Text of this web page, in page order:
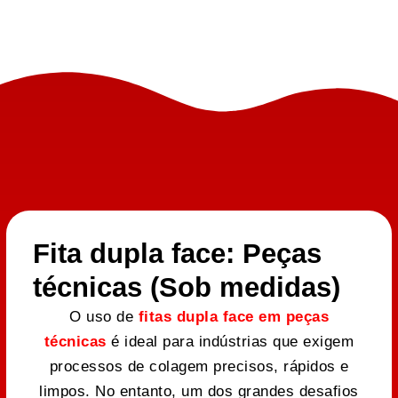
Fita dupla face: Peças
técnicas (Sob medidas)
O uso de fitas dupla face em peças
técnicas é ideal para indústrias que exigem
processos de colagem precisos, rápidos e
limpos. No entanto, um dos grandes desafios